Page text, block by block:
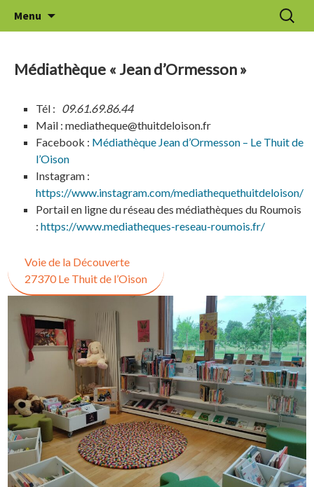
Le Thuit de l'Oison
Menu
Médiathèque « Jean d’Ormesson »
Tél : 09.61.69.86.44
Mail : mediatheque@thuitdeloison.fr
Facebook : Médiathèque Jean d’Ormesson – Le Thuit de
l’Oison
Instagram :
https://www.instagram.com/mediathequethuitdeloison/
Portail en ligne du réseau des médiathèques du Roumois
:https://www.mediatheques-reseau-roumois.fr/
Voie de la Découverte
27370 Le Thuit de l’Oison